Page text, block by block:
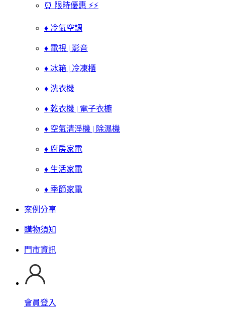
⏰ 限時優惠 ⚡⚡
♦ 冷氣空調
♦ 電視 | 影音
♦ 冰箱 | 冷凍櫃
♦ 洗衣機
♦ 乾衣機 | 電子衣櫥
♦ 空氣清淨機 | 除濕機
♦ 廚房家電
♦ 生活家電
♦ 季節家電
案例分享
購物須知
門市資訊
會員登入